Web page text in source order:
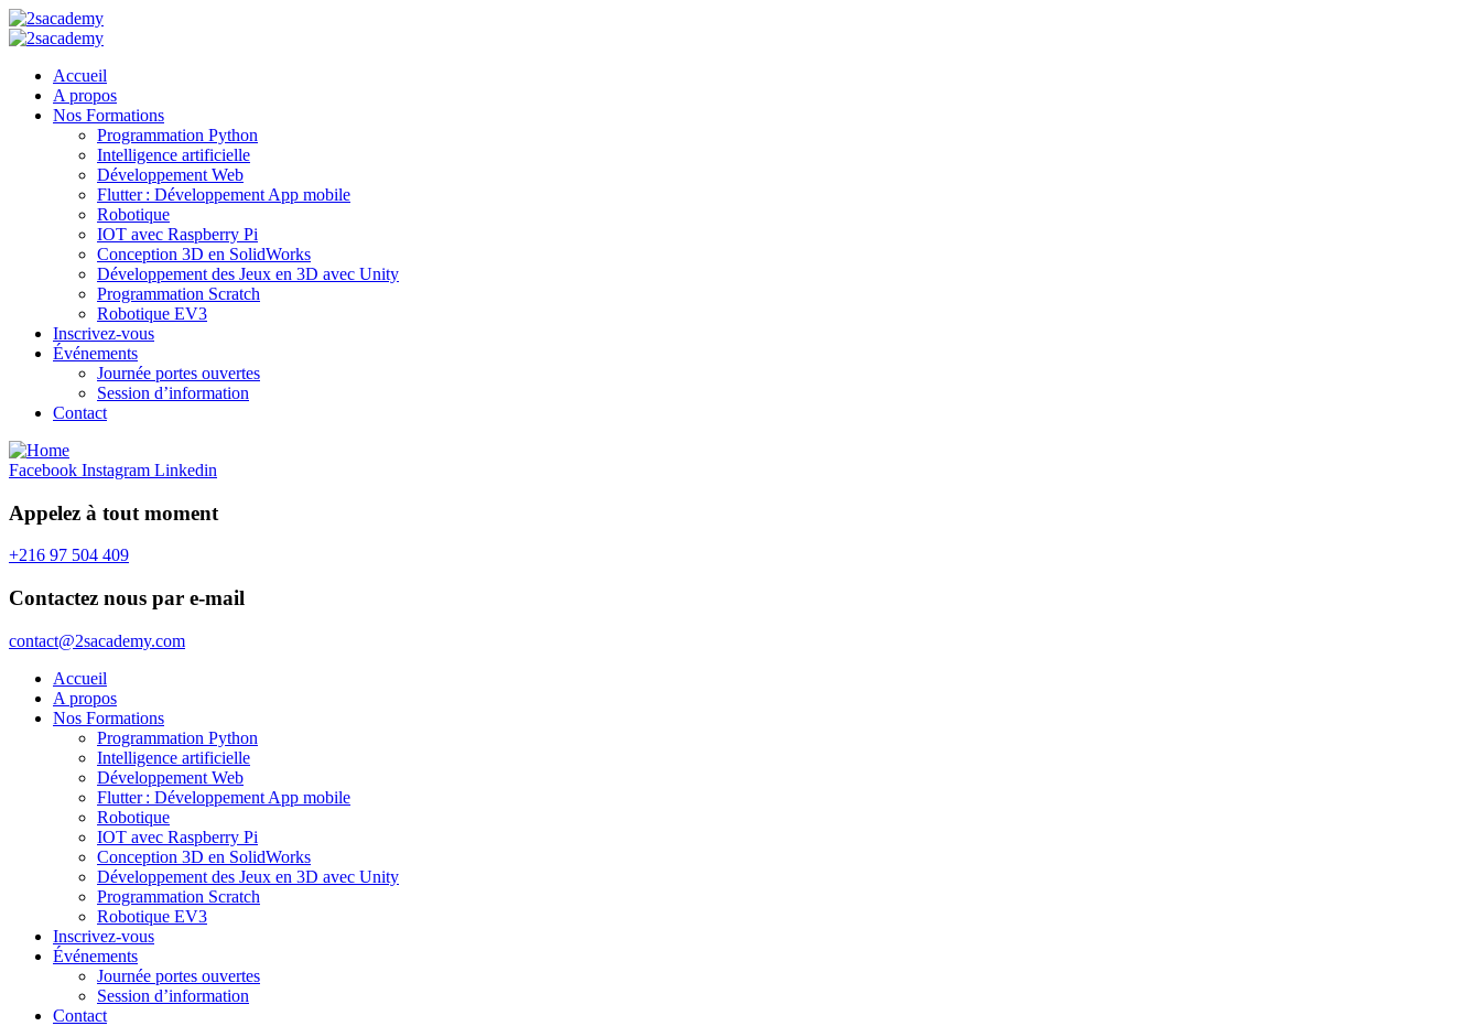
Accueil
A propos
Nos Formations
Programmation Python
Intelligence artificielle
Développement Web
Flutter : Développement App mobile
Robotique
IOT avec Raspberry Pi
Conception 3D en SolidWorks
Développement des Jeux en 3D avec Unity
Programmation Scratch
Robotique EV3
Inscrivez-vous
Événements
Journée portes ouvertes
Session d’information
Contact
Facebook Instagram Linkedin
Appelez à tout moment
+216 97 504 409
Contactez nous par e-mail
contact@2sacademy.com
Accueil
A propos
Nos Formations
Programmation Python
Intelligence artificielle
Développement Web
Flutter : Développement App mobile
Robotique
IOT avec Raspberry Pi
Conception 3D en SolidWorks
Développement des Jeux en 3D avec Unity
Programmation Scratch
Robotique EV3
Inscrivez-vous
Événements
Journée portes ouvertes
Session d’information
Contact